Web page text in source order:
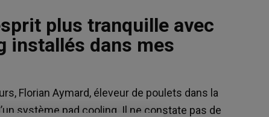
plus tranquille avec
installés dans mes
Florian Aymard, éleveur de poulets dans la
système pad cooling. Il ne constate pas de